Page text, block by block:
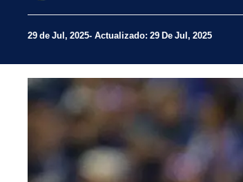
29 de Jul, 2025 Actualizado: 29 De Jul, 2025